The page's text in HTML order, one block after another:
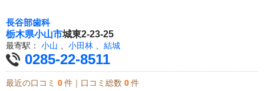
長谷部歯科
栃木県小山市城東2-23-25
最寄駅： 小山 小田林 結城
0285-22-8511
最近の口コミ 0 件｜口コミ総数 0 件